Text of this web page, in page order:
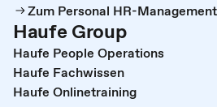
Zum Personal HR-
Haufe Group
Haufe People Operations
Haufe Fachwissen
Haufe Onlinetraining